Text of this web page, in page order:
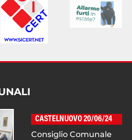
CASTELNUOVO 20/06/24
Consiglio Comunale